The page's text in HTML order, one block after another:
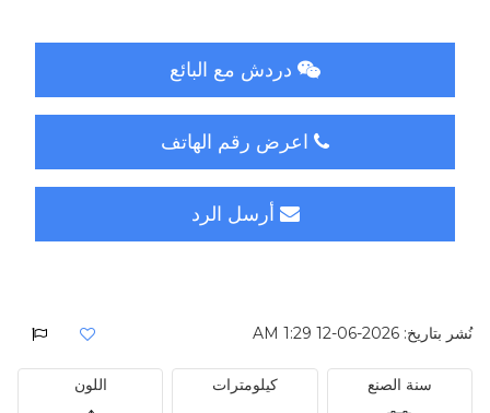
دردش مع البائع
اعرض رقم الهاتف
أرسل الرد
نُشر بتاريخ: 2026-06-12 1:29 AM
سنة الصنع كيلومترات اللون